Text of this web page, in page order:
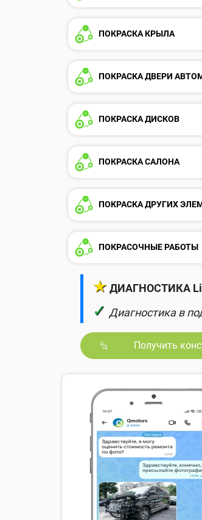
ПОКРАСКА КРЫЛА
ПОКРАСКА ДВЕРИ
ПОКРАСКА ДИСКОВ
ПОКРАСКА САЛОНА
ПОКРАСКА ДРУГИХ
ПОКРАСОЧНЫЕ РАБОТЫ
★ ДИАГНОСТИКА
✓ Диагностика в
Получить